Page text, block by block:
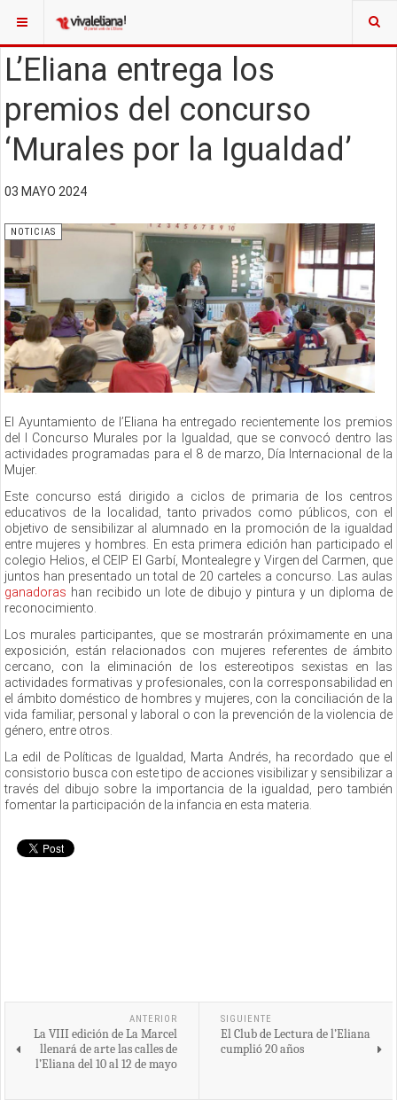
L’Eliana entrega los
premios del concurso
‘Murales por la Igualdad’
03 MAYO 2024
NOTICIAS
El Ayuntamiento de l’Eliana ha entregado recientemente los premios
del I Concurso Murales por la Igualdad, que se convocó dentro las
actividades programadas para el 8 de marzo, Día Internacional de la
Mujer.
Este concurso está dirigido a ciclos de primaria de los centros
educativos de la localidad, tanto privados como públicos, con el
objetivo de sensibilizar al alumnado en la promoción de la igualdad
entre mujeres y hombres. En esta primera edición han participado el
colegio Helios, el CEIP El Garbí, Montealegre y Virgen del Carmen, que
juntos han presentado un total de 20 carteles a concurso. Las aulas
ganadoras han recibido un lote de dibujo y pintura y un diploma de
reconocimiento.
Los murales participantes, que se mostrarán próximamente en una
exposición, están relacionados con mujeres referentes de ámbito
cercano, con la eliminación de los estereotipos sexistas en las
actividades formativas y profesionales, con la corresponsabilidad en
el ámbito doméstico de hombres y mujeres, con la conciliación de la
vida familiar, personal y laboral o con la prevención de la violencia de
género, entre otros.
La edil de Políticas de Igualdad, Marta Andrés, ha recordado que el
consistorio busca con este tipo de acciones visibilizar y sensibilizar a
través del dibujo sobre la importancia de la igualdad, pero también
fomentar la participación de la infancia en esta materia.
ANTERIOR
La VIII edición de La Marcel
llenará de arte las calles de
l’Eliana del 10 al 12 de mayo
SIGUIENTE
El Club de Lectura de l’Eliana
cumplió 20 años